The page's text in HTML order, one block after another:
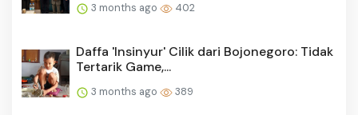
3 months ago 402
Daffa 'Insinyur' Cilik dari Bojonegoro: Tidak
Tertarik Game,...
3 months ago 389